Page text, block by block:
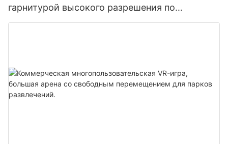
гарнитурой высокого разрешения по
заводской цене в продаже | SKYFUN